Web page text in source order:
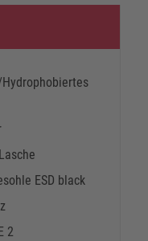
ESD black
2